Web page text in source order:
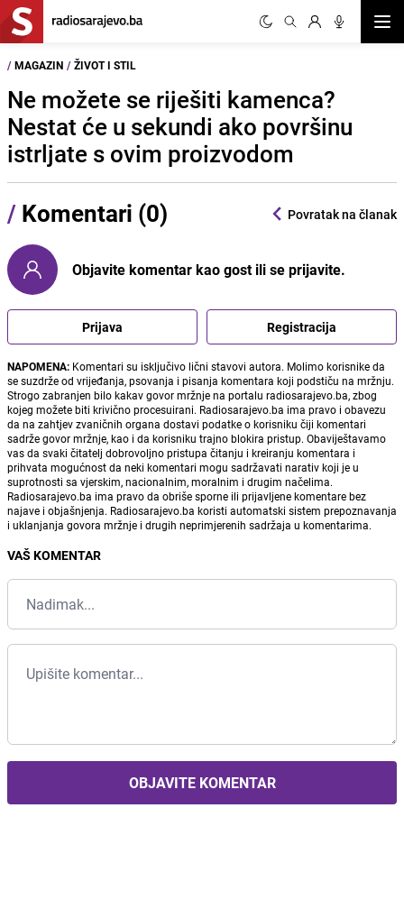
/ MAGAZIN / ŽIVOT I STIL
Ne možete se riješiti kamenca?
Nestat će u sekundi ako površinu
istrljate s ovim proizvodom
/ Komentari (0) Povratak na članak
Objavite komentar kao gost ili se prijavite.
Prijava Registracija
NAPOMENA: Komentari su isključivo lični stavovi autora. Molimo korisnike da
se suzdrže od vrijeđanja, psovanja i pisanja komentara koji podstiču na mržnju.
Strogo zabranjen bilo kakav govor mržnje na portalu radiosarajevo.ba, zbog
kojeg možete biti krivično procesuirani. Radiosarajevo.ba ima pravo i obavezu
da na zahtjev zvaničnih organa dostavi podatke o korisniku čiji komentari
sadrže govor mržnje, kao i da korisniku trajno blokira pristup. Obaviještavamo
vas da svaki čitatelj dobrovoljno pristupa čitanju i kreiranju komentara i
prihvata mogućnost da neki komentari mogu sadržavati narativ koji je u
suprotnosti sa vjerskim, nacionalnim, moralnim i drugim načelima.
Radiosarajevo.ba ima pravo da obriše sporne ili prijavljene komentare bez
najave i objašnjenja. Radiosarajevo.ba koristi automatski sistem prepoznavanja
i uklanjanja govora mržnje i drugih neprimjerenih sadržaja u komentarima.
VAŠ KOMENTAR
OBJAVITE KOMENTAR